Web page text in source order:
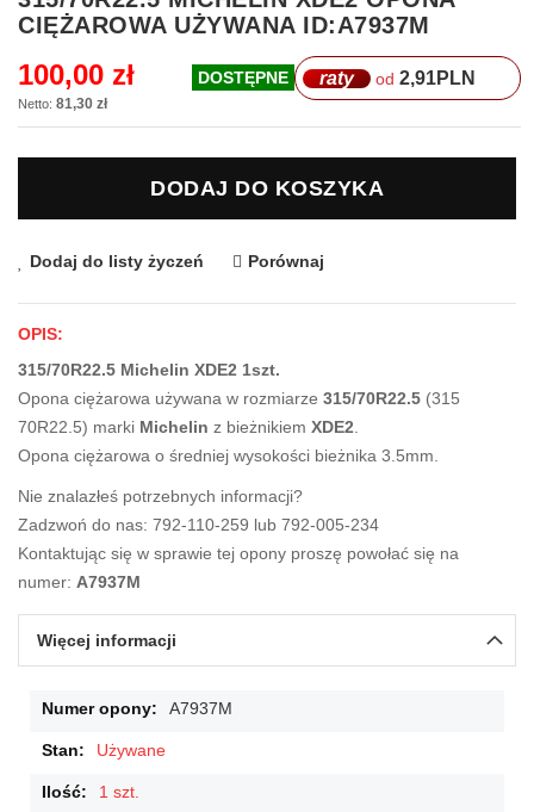
na
początek
CIĘŻAROWA UŻYWANA ID:A7937M
100,00 zł
81,30 zł
DOSTĘPNE raty od 2,91PLN
DODAJ DO KOSZYKA
Dodaj do listy życzeń Porównaj
OPIS:
315/70R22.5 Michelin XDE2 1szt.
Opona ciężarowa używana w rozmiarze 315/70R22.5 (315
70R22.5) marki Michelin z bieżnikiem XDE2.
Opona ciężarowa o średniej wysokości bieżnika 3.5mm.
Nie znalazłeś potrzebnych informacji?
Zadzwoń do nas: 792-110-259 lub 792-005-234
Kontaktując się w sprawie tej opony proszę powołać się na
numer: A7937M
Więcej informacji
Więcej
A7937M
Używane
1 szt.